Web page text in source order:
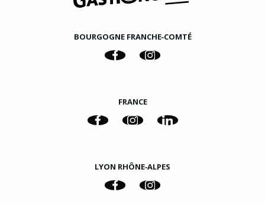
BOURGOGNE FRANCHE‑COMTÉ
FRANCE
LYON RHÔNE‑ALPES